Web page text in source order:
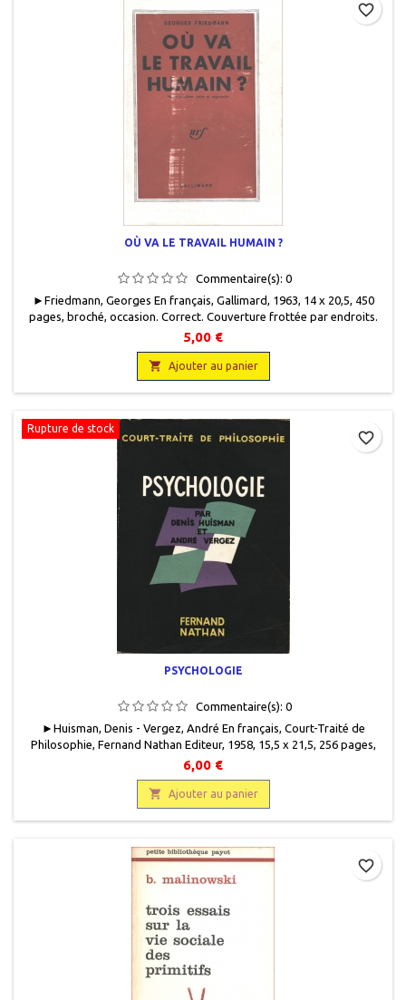
OÙ VA LE TRAVAIL HUMAIN ?
Commentaire(s): 0
►Friedmann, Georges En français, Gallimard, 1963, 14 x 20,5, 450
pages, broché, occasion. Correct. Couverture frottée par endroits.
Bon état intérieur. Papier jauni. 505 g.
5,00 €
 Ajouter au panier
favorite_border
Rupture de stock
PSYCHOLOGIE
Commentaire(s): 0
► Huisman, Denis - Vergez, André En français, Court-Traité de
Philosophie, Fernand Nathan Editeur, 1958, 15,5 x 21,5, 256 pages,
broché, occasion . Correct. Couverture usagée. Bords frottés et
marques. Papier intérieur jauni.361 g.
6,00 €
 Ajouter au panier
favorite_border
favorite_border